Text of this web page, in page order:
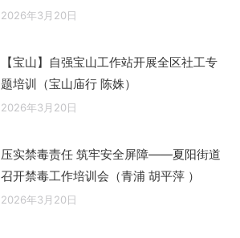
2026年3月20日
【宝山】自强宝山工作站开展全区社工专
题培训（宝山庙行 陈姝）
2026年3月20日
压实禁毒责任 筑牢安全屏障——夏阳街道
召开禁毒工作培训会（青浦 胡平萍 ）
2026年3月20日